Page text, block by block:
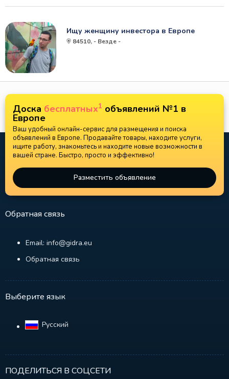
Ищу женщину инвестора в Европе
84510, - Везде -
Доска бесплатных1 объявлений №1 в
Европе
Ваш удобный онлайн-сервис для размещения и поиска
объявлений в Европе. Продавайте товары, находите услуги,
ищите работу, знакомьтесь и находите новые возможности в
вашей стране. Быстро, просто и эффективно!
Разместить объявление
Обратная связь
Email: info@gidra.eu
Обратная связь
Выберите язык
Русский‎
ПОДЕЛИТЬСЯ В СОЦСЕТИ